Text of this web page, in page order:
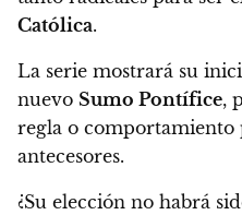
Católica.
La serie mostrará su
nuevo Sumo Pontífice,
regla o comportamiento
antecesores.
¿Su elección no habrá